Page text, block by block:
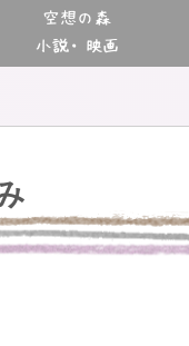
空想の森
小説・映画